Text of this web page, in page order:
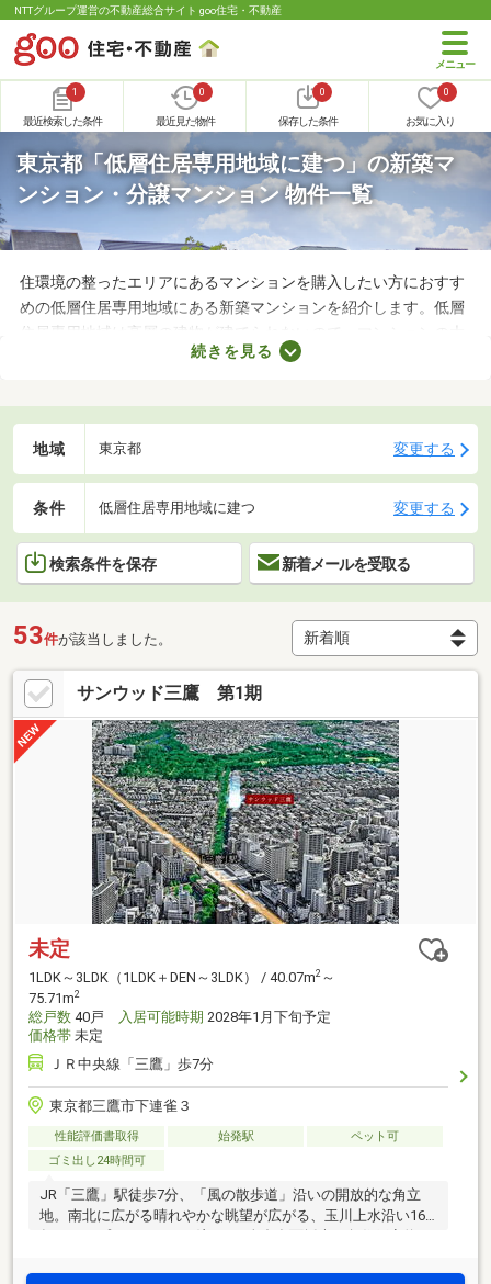
NTTグループ運営の不動産総合サイト goo住宅・不動産
1
最近検索した条件
0
最近見た物件
0
保存した条件
0
お気に入り
東京都「低層住居専用地域に建つ」の新築マ
ンション・分譲マンション 物件一覧
住環境の整ったエリアにあるマンションを購入したい方におすす
めの低層住居専用地域にある新築マンションを紹介します。低層
住居専用地域は高層の建物が建てられないので、マンションの大
きさは2～3階ほどです。眺望は楽しめないものの、閑静な住宅街
ョンから、理想のお部屋を見つけてくださいね。
続きを見る
地域 東京都 変更する
条件 低層住居専用地域に建つ 変更する
検索条件を保存 新着メールを受取る
53件が該当しました。
サンウッド三鷹 第1期
未定
1LDK～3LDK（1LDK＋DEN～3LDK） / 40.07m2 ～
75.71m2
総戸数 40戸 入居可能時期 2028年1月下旬予定
価格帯 未定
ＪＲ中央線「三鷹」歩7分
東京都三鷹市下連雀３
性能評価書取得 始発駅
ペット可
ゴミ出し24時間可
JR「三鷹」駅徒歩7分、「風の散歩道」沿いの開放的な角立
地。南北に広がる晴れやかな眺望が広がる、玉川上水沿い16
年ぶりのプロジェクト（注1）。全邸多面採光・角住戸率約
のプランバリエーション。＜物件エントリー受付中！＞